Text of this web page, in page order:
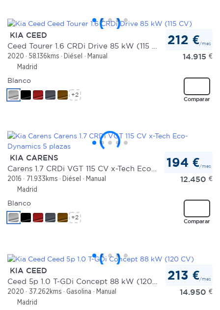
KIA CEED
2020 58.136kms Diésel
Manual
Madrid
212 €/mes
14.915 €
Comparar
Blanco
+2
KIA CARENS
2016 71.933kms Diésel
Manual
Madrid
194 €/mes
12.450 €
Comparar
Blanco
+2
KIA CEED
2020 37.262kms Gasolina
Manual
Madrid
213 €/mes
14.950 €